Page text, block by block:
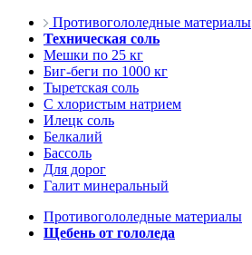
Противогололедные материалы
Техническая соль
Мешки по 25 кг
Биг-беги по 1000 кг
Тыретская соль
С хлористым натрием
Илецк соль
Белкалий
Бассоль
Для дорог
Галит минеральный
Противогололедные материалы
Щебень от гололеда